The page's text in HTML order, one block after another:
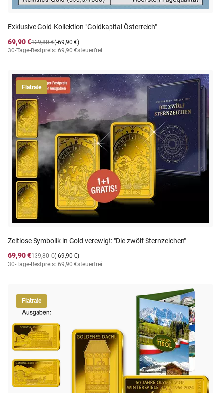
Exklusive Gold-Kollektion "Goldkapital Österreich"
69,90 €
(-69,90 €)
139,80 €
30-Tage-Bestpreis: 69,90 €steuerfrei
Flatrate
Zeitlose Symbolik in Gold verewigt: "Die zwölf Sternzeichen"
69,90 €
(-69,90 €)
139,80 €
30-Tage-Bestpreis: 69,90 €steuerfrei
Flatrate